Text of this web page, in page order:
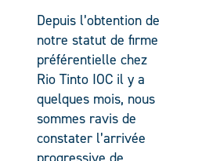
Depuis l’obtention de
notre statut de firme
préférentielle chez
Rio Tinto IOC il y a
quelques mois, nous
sommes ravis de
constater l’arrivée